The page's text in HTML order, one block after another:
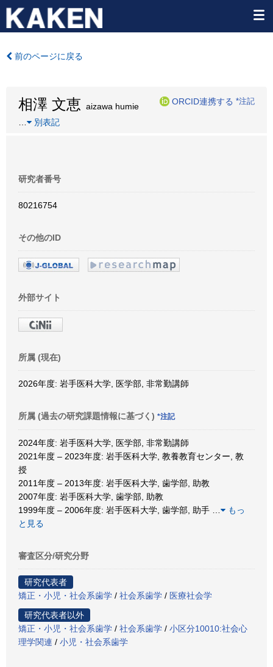
前のページに戻る
相澤 文恵 aizawa humie
ORCID連携する *注記
別表記
研究者番号
80216754
その他のID
外部サイト
所属 (現在)
2026年度: 岩手医科大学, 医学部, 非常勤講師
所属 (過去の研究課題情報に基づく) *注記
2024年度: 岩手医科大学, 医学部, 非常勤講師
2021年度 – 2023年度: 岩手医科大学, 教養教育センター, 教
授
2011年度 – 2013年度: 岩手医科大学, 歯学部, 助教
2007年度: 岩手医科大学, 歯学部, 助教
1999年度 – 2006年度: 岩手医科大学, 歯学部, 助手
もっ
と見る
審査区分/研究分野
研究代表者
矯正・小児・社会系歯学 / 社会系歯学 / 医療社会学
研究代表者以外
矯正・小児・社会系歯学 / 社会系歯学 / 小区分10010:社会心
理学関連 / 小児・社会系歯学